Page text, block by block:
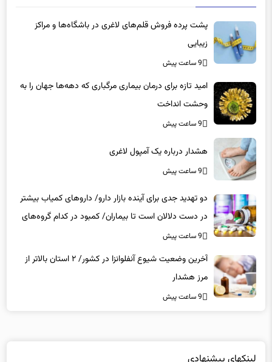
پشت پرده فروش قلم‌های لاغری در باشگاه‌ها و مراکز
زیبایی
9 ساعت پیش
امید تازه برای درمان بیماری مرگباری که دهه‌ها جهان را به
وحشت انداخت
9 ساعت پیش
هشدار درباره یک آمپول لاغری
9 ساعت پیش
دو تهدید جدی برای آینده بازار دارو/ داروهای کمیاب بیشتر
در دست دلالان است تا بیماران/ کمبود در کدام گروه‌های
دارویی محسوس‌تر است؟
9 ساعت پیش
آخرین وضعیت شیوع آنفلوانزا در کشور/ ۲ استان بالاتر از
مرز هشدار
9 ساعت پیش